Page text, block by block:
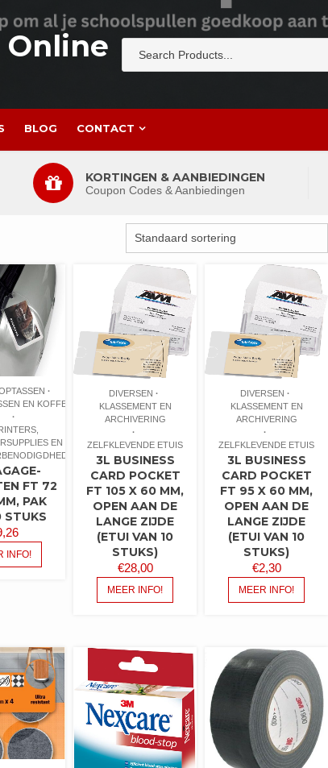
Online
BLOG CONTACT
KORTINGEN & AANBIEDINGEN
Coupon Codes & Aanbiedingen
EN KOFFERS
EN
FT 72
PAK
STUKS
INFO!
DIVERSEN
KLASSEMENT EN
ARCHIVERING
ZELFKLEVENDE ETUIS
3L BUSINESS
CARD POCKET
FT 105 X 60 MM,
OPEN AAN DE
LANGE ZIJDE
(ETUI VAN 10
STUKS)
€28,00
MEER INFO!
DIVERSEN
KLASSEMENT EN
ARCHIVERING
ZELFKLEVENDE ETUIS
3L BUSINESS
CARD POCKET
FT 95 X 60 MM,
OPEN AAN DE
LANGE ZIJDE
(ETUI VAN 10
STUKS)
€2,30
MEER INFO!